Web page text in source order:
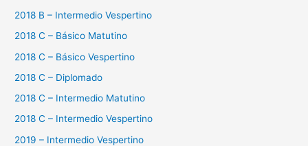
2018 B – Intermedio Vespertino
2018 C – Básico Matutino
2018 C – Básico Vespertino
2018 C – Diplomado
2018 C – Intermedio Matutino
2018 C – Intermedio Vespertino
2019 – Intermedio Vespertino